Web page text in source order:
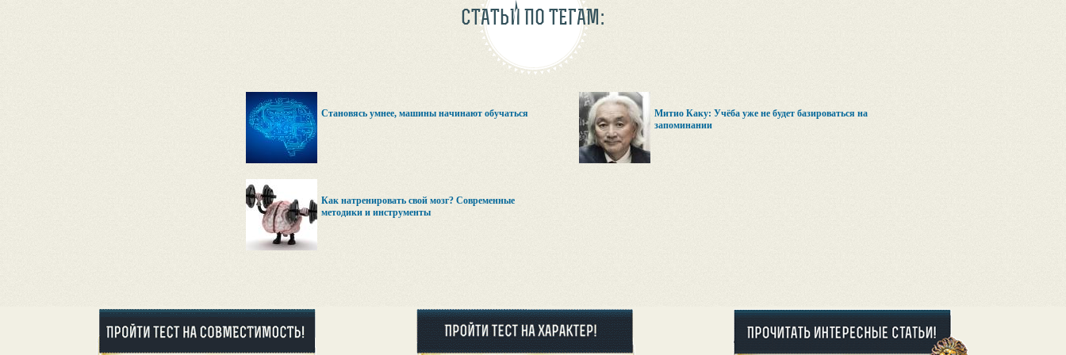
СТАТЬИ ПО ТЕГАМ:
Становясь умнее, машины начинают обучаться
Митио Каку: Учёба уже не будет базироваться на
запоминании
Как натренировать свой мозг? Современные
методики и инструменты